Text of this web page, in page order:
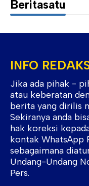
Beritasatu
INFO
Jika ada pihak -
atau keberatan
berita yang dirilis
Sekiranya anda
hak koreksi
kontak WhatsApp
sebagaimana
Undang-Undang
Pers.